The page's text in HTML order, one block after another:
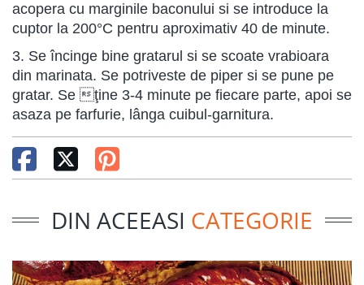
acopera cu marginile baconului si se introduce la
cuptor la 200°C pentru aproximativ 40 de minute.
3. Se încinge bine gratarul si se scoate vrabioara
din marinata. Se potriveste de piper si se pune pe
gratar. Se ţine 3-4 minute pe fiecare parte, apoi se
asaza pe farfurie, lânga cuibul-garnitura.
DIN ACEEASI CATEGORIE